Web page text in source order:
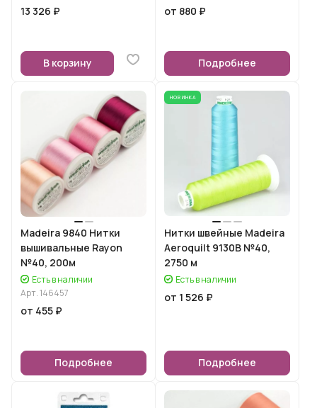
13 326 ₽
В корзину
от 880 ₽
Подробнее
Madeira 9840 Нитки
вышивальные Rayon
№40, 200м
Есть в наличии
Арт.146457
от 455 ₽
Подробнее
НОВИНКА
Нитки швейные Madeira
Aeroquilt 9130B №40,
2750 м
Есть в наличии
от 1 526 ₽
Подробнее